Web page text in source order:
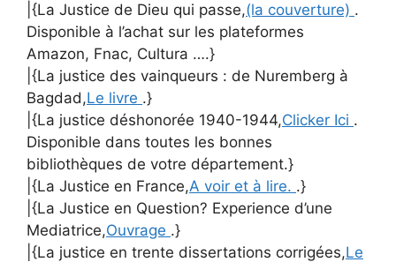
|{La Justice de Dieu qui passe,(la couverture) .
Disponible à l’achat sur les plateformes
Amazon, Fnac, Cultura ….}
|{La justice des vainqueurs : de Nuremberg à
Bagdad,Le livre .}
|{La justice déshonorée 1940-1944,Clicker Ici .
Disponible dans toutes les bonnes
bibliothèques de votre département.}
|{La Justice en France,A voir et à lire. .}
|{La Justice en Question? Experience d’une
Mediatrice,Ouvrage .}
|{La justice en trente dissertations corrigées,Le